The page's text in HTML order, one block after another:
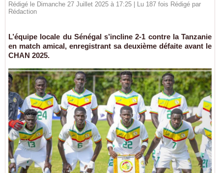
Rédigé le Dimanche 27 Juillet 2025 à 17:25 | Lu 187 fois Rédigé par
Rédaction
L’équipe locale du Sénégal s’incline 2-1 contre la Tanzanie
en match amical, enregistrant sa deuxième défaite avant le
CHAN 2025.